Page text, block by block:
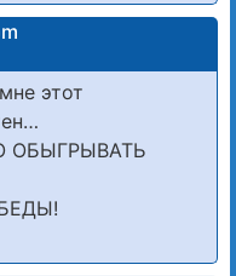
этот
ОБЫГРЫВАТЬ